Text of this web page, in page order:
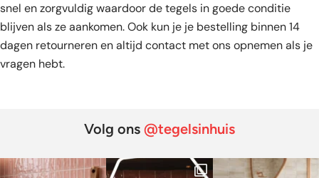
snel en zorgvuldig waardoor de tegels in goede conditie
blijven als ze aankomen. Ook kun je je bestelling binnen 14
dagen retourneren en altijd contact met ons opnemen als je
vragen hebt.
Volg ons @tegelsinhuis